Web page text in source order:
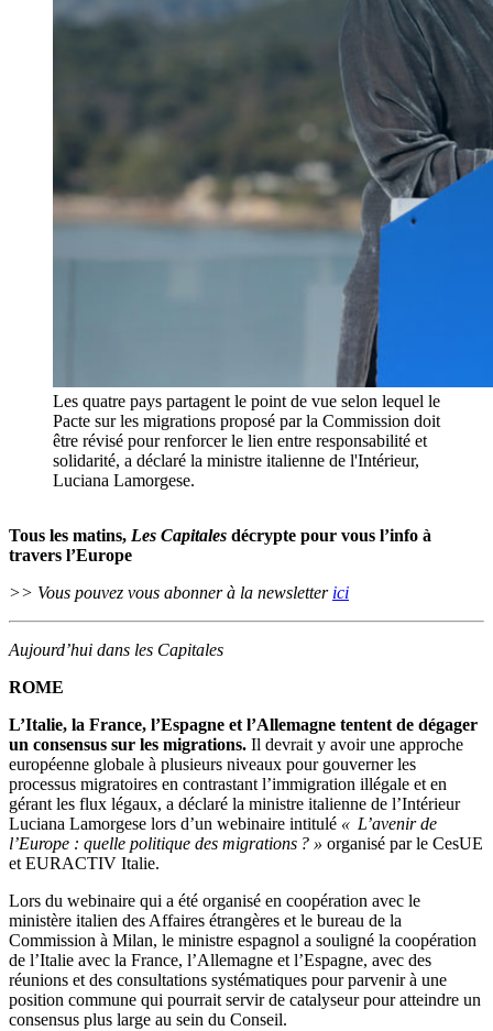
Les quatre pays partagent le point de vue selon lequel le
Pacte sur les migrations proposé par la Commission doit
être révisé pour renforcer le lien entre responsabilité et
solidarité, a déclaré la ministre italienne de l'Intérieur,
Luciana Lamorgese.
Tous les matins, Les Capitales décrypte pour vous l’info à
travers l’Europe
>> Vous pouvez vous abonner à la newsletter ici
Aujourd’hui dans les Capitales
ROME
L’Italie, la France, l’Espagne et l’Allemagne tentent de dégager
un consensus sur les migrations. Il devrait y avoir une approche
européenne globale à plusieurs niveaux pour gouverner les
processus migratoires en contrastant l’immigration illégale et en
gérant les flux légaux, a déclaré la ministre italienne de l’Intérieur
Luciana Lamorgese lors d’un webinaire intitulé « L’avenir de
l’Europe : quelle politique des migrations ? » organisé par le CesUE
et EURACTIV Italie.
Lors du webinaire qui a été organisé en coopération avec le
ministère italien des Affaires étrangères et le bureau de la
Commission à Milan, le ministre espagnol a souligné la coopération
de l’Italie avec la France, l’Allemagne et l’Espagne, avec des
réunions et des consultations systématiques pour parvenir à une
position commune qui pourrait servir de catalyseur pour atteindre un
consensus plus large au sein du Conseil.